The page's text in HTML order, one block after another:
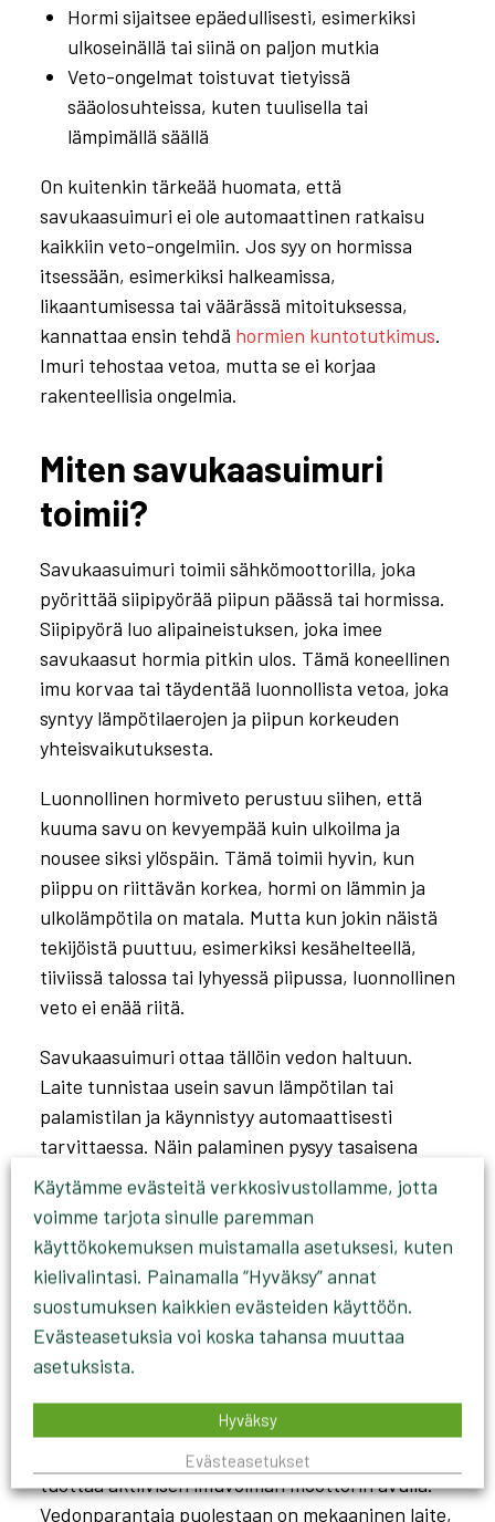
Hormi sijaitsee epäedullisesti, esimerkiksi
ulkoseinällä tai siinä on paljon mutkia
Veto-ongelmat toistuvat tietyissä
sääolosuhteissa, kuten tuulisella tai
lämpimällä säällä
On kuitenkin tärkeää huomata, että
savukaasuimuri ei ole automaattinen ratkaisu
kaikkiin veto-ongelmiin. Jos syy on hormissa
itsessään, esimerkiksi halkeamissa,
likaantumisessa tai väärässä mitoituksessa,
kannattaa ensin tehdä hormien kuntotutkimus.
Imuri tehostaa vetoa, mutta se ei korjaa
rakenteellisia ongelmia.
Miten savukaasuimuri
toimii?
Savukaasuimuri toimii sähkömoottorilla, joka
pyörittää siipipyörää piipun päässä tai hormissa.
Siipipyörä luo alipaineistuksen, joka imee
savukaasut hormia pitkin ulos. Tämä koneellinen
imu korvaa tai täydentää luonnollista vetoa, joka
syntyy lämpötilaerojen ja piipun korkeuden
yhteisvaikutuksesta.
Luonnollinen hormiveto perustuu siihen, että
kuuma savu on kevyempää kuin ulkoilma ja
nousee siksi ylöspäin. Tämä toimii hyvin, kun
piippu on riittävän korkea, hormi on lämmin ja
ulkolämpötila on matala. Mutta kun jokin näistä
tekijöistä puuttuu, esimerkiksi kesähelteellä,
tiiviissä talossa tai lyhyessä piipussa, luonnollinen
veto ei enää riitä.
Savukaasuimuri ottaa tällöin vedon haltuun.
Laite tunnistaa usein savun lämpötilan tai
palamistilan ja käynnistyy automaattisesti
tarvittaessa. Näin palaminen pysyy tasaisena
olosuhteista riippumatta, päästöt pysyvät
kurissa ja lämmityskustannukset eivät kasva
huonon palamisen vuoksi.
Mikä ero on
savukaasuimurin ja
vedonparantajan välillä?
Savukaasuimuri on sähkökäyttöinen laite, joka
tuottaa aktiivisen imuvoiman moottorin avulla.
Vedonparantaja puolestaan on mekaaninen laite,
Käytämme evästeitä verkkosivustollamme, jotta
voimme tarjota sinulle paremman
käyttökokemuksen muistamalla asetuksesi, kuten
kielivalintasi. Painamalla “Hyväksy” annat
suostumuksen kaikkien evästeiden käyttöön.
Evästeasetuksia voi koska tahansa muuttaa
asetuksista.
Evästeasetukset
Hyväksy